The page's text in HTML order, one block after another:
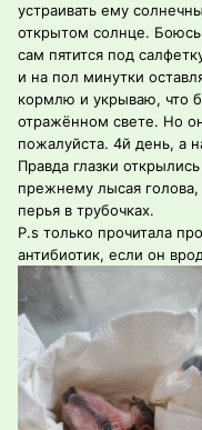
устраивать ему
открытом солнце.
сам пятится под
и на пол минутки
кормлю и укрываю, что
отражённом свете. Но
пожалуйста. 4й день, а
Правда глазки
прежнему лысая
перья в трубочках.
P.s только прочитала
антибиотик, если он